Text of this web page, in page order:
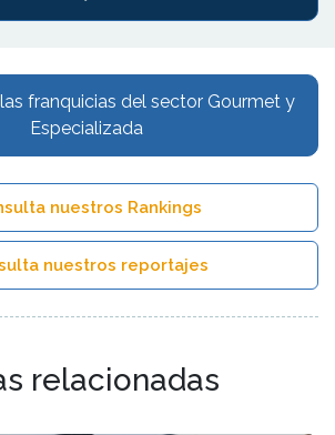
franquicias del sector Gourmet y
Especializada
nuestros Rankings
nuestros reportajes
relacionadas